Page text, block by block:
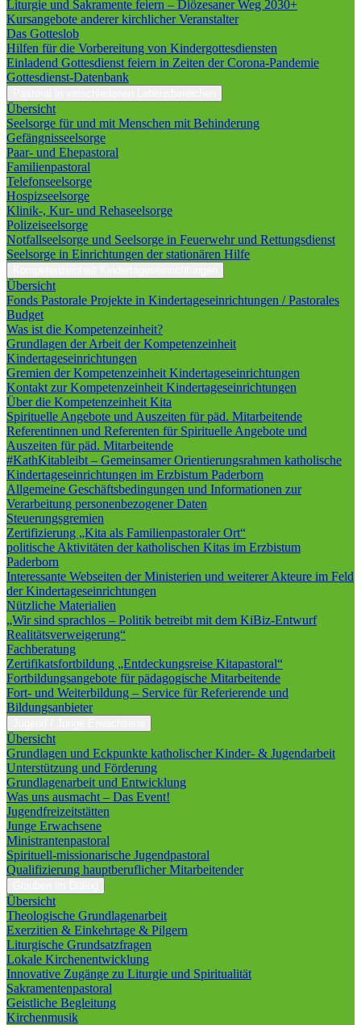
Liturgie und Sakramente feiern – Diözesaner Weg 2030+
Kursangebote anderer kirchlicher Veranstalter
Das Gotteslob
Hilfen für die Vorbereitung von Kindergottesdiensten
Einladend Gottesdienst feiern in Zeiten der Corona-Pandemie
Gottesdienst-Datenbank
Übersicht
Seelsorge für und mit Menschen mit Behinderung
Gefängnisseelsorge
Paar- und Ehepastoral
Familienpastoral
Telefonseelsorge
Hospizseelsorge
Klinik-, Kur- und Rehaseelsorge
Polizeiseelsorge
Notfallseelsorge und Seelsorge in Feuerwehr und Rettungsdienst
Seelsorge in Einrichtungen der stationären Hilfe
Übersicht
Fonds Pastorale Projekte in Kindertageseinrichtungen / Pastorales
Budget
Was ist die Kompetenzeinheit?
Grundlagen der Arbeit der Kompetenzeinheit
Kindertageseinrichtungen
Gremien der Kompetenzeinheit Kindertageseinrichtungen
Kontakt zur Kompetenzeinheit Kindertageseinrichtungen
Über die Kompetenzeinheit Kita
Spirituelle Angebote und Auszeiten für päd. Mitarbeitende
Referentinnen und Referenten für Spirituelle Angebote und
Auszeiten für päd. Mitarbeitende
#KathKitableibt – Gemeinsamer Orientierungsrahmen katholische
Kindertageseinrichtungen im Erzbistum Paderborn
Allgemeine Geschäftsbedingungen und Informationen zur
Verarbeitung personenbezogener Daten
Steuerungsgremien
Zertifizierung „Kita als Familienpastoraler Ort“
politische Aktivitäten der katholischen Kitas im Erzbistum
Paderborn
Interessante Webseiten der Ministerien und weiterer Akteure im Feld
der Kindertageseinrichtungen
Nützliche Materialien
„Wir sind sprachlos – Politik betreibt mit dem KiBiz-Entwurf
Realitätsverweigerung“
Fachberatung
Zertifikatsfortbildung „Entdeckungsreise Kitapastoral“
Fortbildungsangebote für pädagogische Mitarbeitende
Fort- und Weiterbildung – Service für Referierende und
Bildungsanbieter
Übersicht
Grundlagen und Eckpunkte katholischer Kinder- & Jugendarbeit
Unterstützung und Förderung
Grundlagenarbeit und Entwicklung
Was uns ausmacht – Das Event!
Jugendfreizeitstätten
Junge Erwachsene
Ministrantenpastoral
Spirituell-missionarische Jugendpastoral
Qualifizierung hauptberuflicher Mitarbeitender
Übersicht
Theologische Grundlagenarbeit
Exerzitien & Einkehrtage & Pilgern
Liturgische Grundsatzfragen
Lokale Kirchenentwicklung
Innovative Zugänge zu Liturgie und Spiritualität
Sakramentenpastoral
Geistliche Begleitung
Kirchenmusik